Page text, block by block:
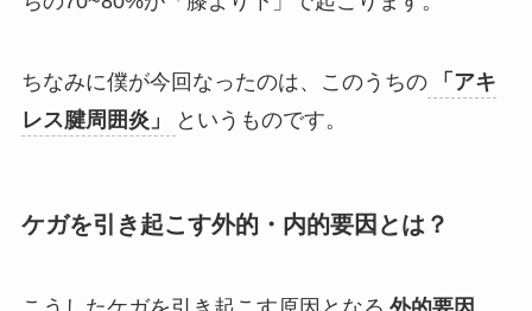
ちなみに僕が今回なったのは、このうちの
「アキ
レス腱周囲炎」
というものです。
ケガを引き起こす外的・内的要因とは？
こうしたケガを引き起こす原因となる
外的要因